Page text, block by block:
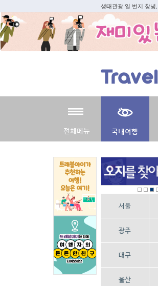
생태관광 일 번지 창녕
서울
광주
대구
울산